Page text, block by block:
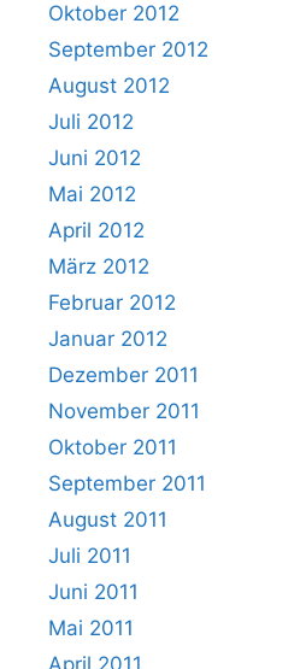
Oktober 2012
September 2012
August 2012
Juli 2012
Juni 2012
Mai 2012
April 2012
März 2012
Februar 2012
Januar 2012
Dezember 2011
November 2011
Oktober 2011
September 2011
August 2011
Juli 2011
Juni 2011
Mai 2011
April 2011